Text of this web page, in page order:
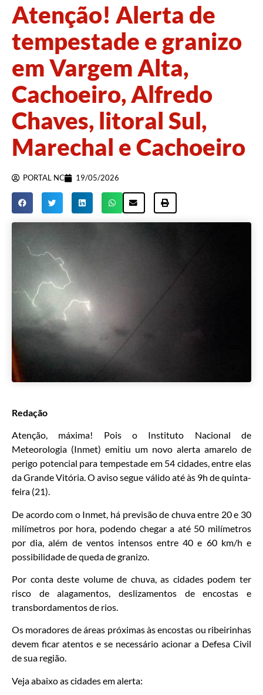
Atenção! Alerta de
tempestade e granizo
em Vargem Alta,
Cachoeiro, Alfredo
Chaves, litoral Sul,
Marechal e Cachoeiro
PORTAL NC 19/05/2026
Redação
Atenção, máxima! Pois o Instituto Nacional de
Meteorologia (Inmet) emitiu um novo alerta amarelo de
perigo potencial para tempestade em 54 cidades, entre elas
da Grande Vitória. O aviso segue válido até às 9h de quinta-
feira (21).
De acordo com o Inmet, há previsão de chuva entre 20 e 30
milímetros por hora, podendo chegar a até 50 milímetros
por dia, além de ventos intensos entre 40 e 60 km/h e
possibilidade de queda de granizo.
Por conta deste volume de chuva, as cidades podem ter
risco de alagamentos, deslizamentos de encostas e
transbordamentos de rios.
Os moradores de áreas próximas às encostas ou ribeirinhas
devem ficar atentos e se necessário acionar a Defesa Civil
de sua região.
Veja abaixo as cidades em alerta: